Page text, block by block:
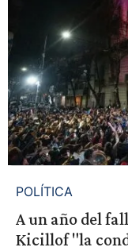
POLÍTICA
A un año del
Kicillof "la